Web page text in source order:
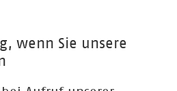
wenn Sie unsere